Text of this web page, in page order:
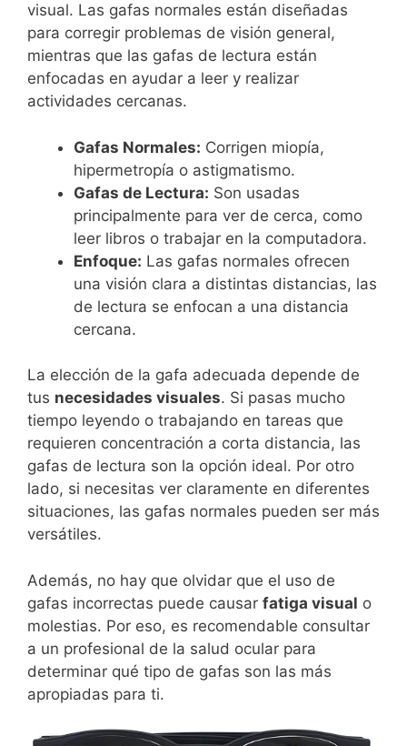
visual. Las gafas normales están diseñadas
para corregir problemas de visión general,
mientras que las gafas de lectura están
enfocadas en ayudar a leer y realizar
actividades cercanas.
Gafas Normales: Corrigen miopía,
hipermetropía o astigmatismo.
Gafas de Lectura: Son usadas
principalmente para ver de cerca, como
leer libros o trabajar en la computadora.
Enfoque: Las gafas normales ofrecen
una visión clara a distintas distancias, las
de lectura se enfocan a una distancia
cercana.
La elección de la gafa adecuada depende de
tus necesidades visuales. Si pasas mucho
tiempo leyendo o trabajando en tareas que
requieren concentración a corta distancia, las
gafas de lectura son la opción ideal. Por otro
lado, si necesitas ver claramente en diferentes
situaciones, las gafas normales pueden ser más
versátiles.
Además, no hay que olvidar que el uso de
gafas incorrectas puede causar fatiga visual o
molestias. Por eso, es recomendable consultar
a un profesional de la salud ocular para
determinar qué tipo de gafas son las más
apropiadas para ti.